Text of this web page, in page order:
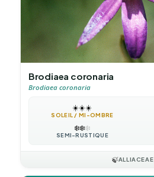
Brodiaea coronaria
Brodiaea coronaria
☀️☀️☀️
SOLEIL / MI-OMBRE
❄️❄️❄️
SEMI-RUSTIQUE
🍃ALLIACEAE